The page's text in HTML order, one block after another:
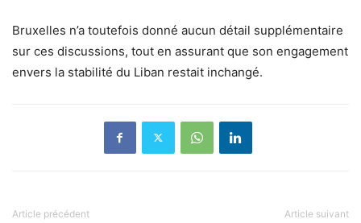
Bruxelles n’a toutefois donné aucun détail supplémentaire
sur ces discussions, tout en assurant que son engagement
envers la stabilité du Liban restait inchangé.
Article précédent Article suivant